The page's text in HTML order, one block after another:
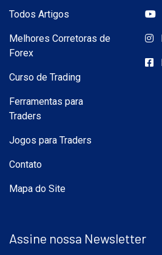
Todos Artigos
Melhores Corretoras de
Forex
Curso de Trading
Ferramentas para
Traders
Jogos para Traders
Contato
Mapa do Site
Assine nossa Newsletter